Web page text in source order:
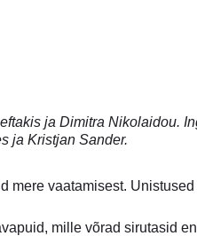
ja Dimitra Nikolaidou.
ja Kristjan Sander.
mere vaatamisest.
mille võrad sirutasid